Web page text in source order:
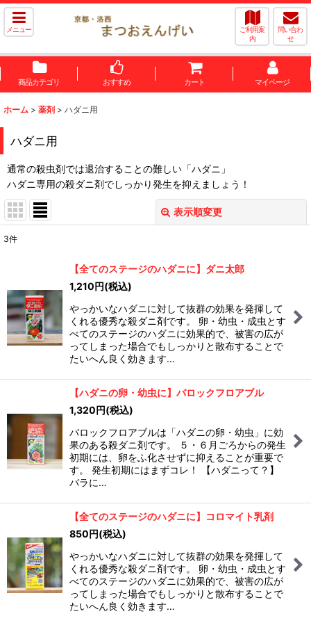
メニュー
ご利用案
内
問い合わ
せ
商品カテゴリ おすすめ カート マイページ
ホーム > 薬剤 > ハダニ用
ハダニ用
通常の殺虫剤では退治することの難しい「ハダニ」
ハダニ専用の殺ダニ剤でしっかり発生を抑えましょう！
表示順変更
並び順:
絞り込む
3件
【全てのステージのハダニに】ダニ太郎
1,210円(税込)
やっかいなハダニに対して抜群の効果を発揮して
くれる優秀な殺ダニ剤です。 卵・幼虫・成虫とす
べてのステージのハダニに効果的で、被害の広が
ってしまった場合でもしっかりと散布することで
たいへん良く効きます…
【ハダニの卵・幼虫に】バロックフロアブル
1,320円(税込)
バロックフロアブルは「ハダニの卵・幼虫」に効
果のある殺ダニ剤です。 ５・６月ごろからの発生
初期には、卵をふ化させずに抑えることが重要で
す。 発生初期にはまずコレ！ 【ハダニって？】
バラに…
【全てのステージのハダニに】コロマイト乳剤
850円(税込)
やっかいなハダニに対して抜群の効果を発揮して
くれる優秀な殺ダニ剤です。 卵・幼虫・成虫とす
べてのステージのハダニに効果的で、被害の広が
ってしまった場合でもしっかりと散布することで
たいへん良く効きます…